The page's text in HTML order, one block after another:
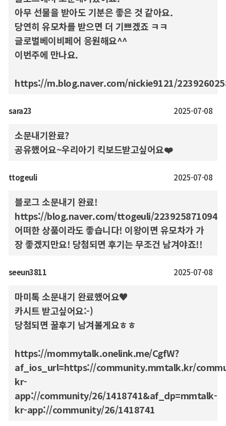
아무 선물을 받아도 기분은 좋은 것 같아요.
당연히 유모차를 받으면 더 기쁘겠죠 ㅋㅋ
글로벌베이비페어 응원해요^^
이번주에 만나요.
https://m.blog.naver.com/nickie9121/
sara23 2025-07-08
소문내기완료?
공유했어요~우리아기 킥보드받고싶어요❤️
ttogeuli 2025-07-08
블로그 소문내기 완료!
https://blog.naver.com/ttogeuli/223925871094
어떠한 상품이라도 좋습니다! 이왕이면 유모차가 가
장 좋겠지만요! 당첨되면 후기는 무조건 남겨야죠!!
seeun3811 2025-07-08
마미톡 소문내기 완료했어요♥
카시트 받고싶어요:-)
당첨되면 꿀후기 남겨볼게요ㅎㅎ
https://mommytalk.onelink.me/CgfW?
af_ios_url=https://community.mmtalk.kr/
kr-
app://community/26/1418741&af_dp=mmtalk-
kr-app://community/26/1418741